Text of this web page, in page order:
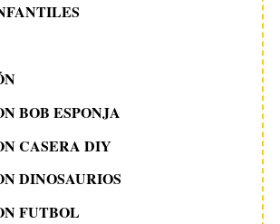
BOB ESPONJA
CASERA DIY
DINOSAURIOS
FUTBOL